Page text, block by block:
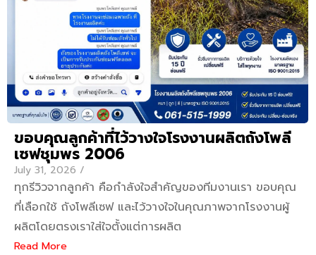
ขอบคุณลูกค้าที่ไว้วางใจโรงงานผลิตถังโพลี
เซฟชุมพร 2006
July 31, 2026 /
ทุกรีวิวจากลูกค้า คือกำลังใจสำคัญของทีมงานเรา ขอบคุณ
ที่เลือกใช้ ถังโพลีเซฟ และไว้วางใจในคุณภาพจากโรงงานผู้
ผลิตโดยตรงเราใส่ใจตั้งแต่การผลิต
Read More